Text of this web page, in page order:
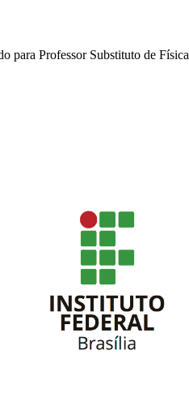
para Professor Substituto de Física